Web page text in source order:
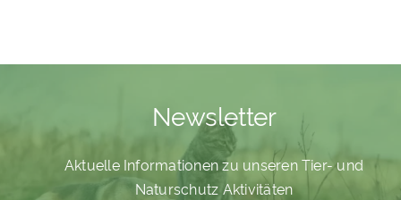
TIERHEIME
Newsletter
Aktuelle Informationen zu unseren Tier- und
Naturschutz Aktivitäten